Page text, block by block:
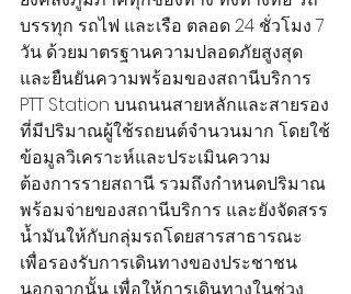
บรรทุก รถไฟ และเรือ ตลอด 24 ชั่วโมง 7
วัน ด้วยมาตรฐานความปลอดภัยสูงสุด
และยืนยันความพร้อมของสถานีบริการ
PTT Station บนถนนสายหลักและสายรอง
ที่มีปริมาณผู้ใช้รถยนต์จำนวนมาก โดยใช้
ข้อมูลวิเคราะห์และประเมินความ
ต้องการรายสถานี รวมถึงกำหนดปริมาณ
พร้อมจ่ายของสถานีบริการ และยังจัดสรร
น้ำมันให้กับกลุ่มรถโดยสารสาธารณะ
เพื่อรองรับการเดินทางของประชาชน